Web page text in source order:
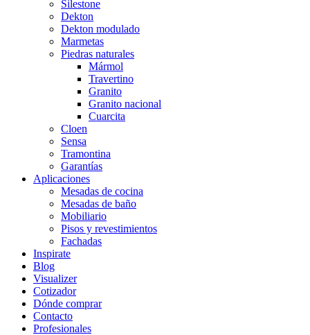
Silestone
Dekton
Dekton modulado
Marmetas
Piedras naturales
Mármol
Travertino
Granito
Granito nacional
Cuarcita
Cloen
Sensa
Tramontina
Garantías
Aplicaciones
Mesadas de cocina
Mesadas de baño
Mobiliario
Pisos y revestimientos
Fachadas
Inspirate
Blog
Visualizer
Cotizador
Dónde comprar
Contacto
Profesionales